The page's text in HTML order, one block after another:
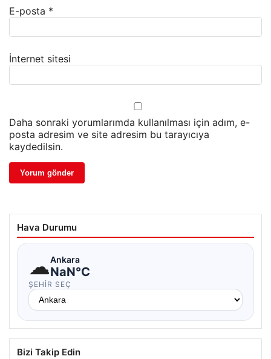
E-posta *
İnternet sitesi
Daha sonraki yorumlarımda kullanılması için adım, e-
posta adresim ve site adresim bu tarayıcıya
kaydedilsin.
Hava Durumu
☁Ankara
NaN°C
ŞEHIR SEÇ
Bizi Takip Edin